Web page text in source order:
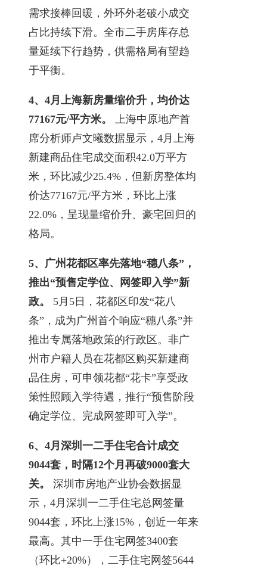
需求接棒回暖，外环外老破小成交
占比持续下滑。全市二手房库存总
量延续下行趋势，供需格局有望趋
于平衡。
4、 4月上海新房量缩价升，均价达
77167元/平方米。
上海中原地产首
席分析师卢文曦数据显示，4月上海
新建商品住宅成交面积42.0万平方
米，环比减少25.4%，但新房整体均
价达77167元/平方米，环比上涨
22.0%，呈现量缩价升、豪宅回归的
格局。
5、 广州花都区率先落地“穗八条”，
推出“预售定学位、网签即入学”新
政。
5月5日，花都区印发“花八
条”，成为广州首个响应“穗八条”并
推出专属落地政策的行政区。非广
州市户籍人员在花都区购买新建商
品住房，可申领花都“花卡”享受政
策性照顾入学待遇，推行“预售阶段
确定学位、完成网签即可入学”。
6、 4月深圳一二手住宅合计成交
9044套，时隔12个月再破9000套大
关。
深圳市房地产业协会数据显
示，4月深圳一二手住宅总网签量
9044套，环比上涨15%，创近一年来
最高。其中一手住宅网签3400套
（环比+20%），二手住宅网签5644